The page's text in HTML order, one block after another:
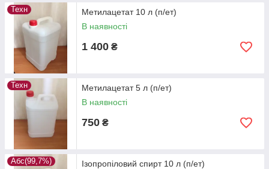
Техн
Метилацетат 10 л (п/ет)
В наявності
1 400 ₴
Техн
Метилацетат 5 л (п/ет)
В наявності
750 ₴
Абс(99,7%)
Ізопропіловий спирт 10 л (п/ет)